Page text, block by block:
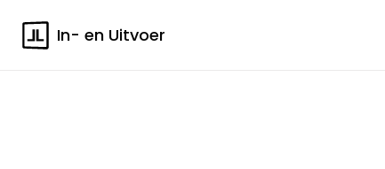
In- en Uitvoer